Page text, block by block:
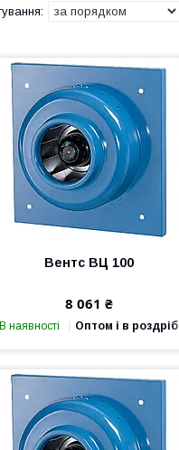
Вентс ВЦ 100
8 061 ₴
В наявності Оптом і в роздріб